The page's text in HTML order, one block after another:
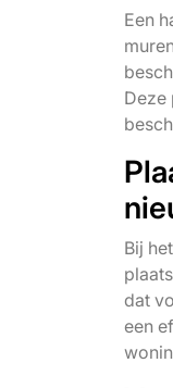
Een
Deze
Bij
dat
een